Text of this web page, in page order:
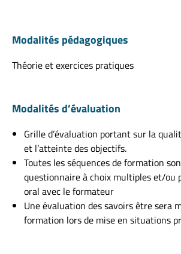
Modalités pédagogiques
Théorie et exercices pratiques
Modalités d’évaluation
Grille d’évaluation portant sur la
et l’atteinte des objectifs.
Toutes les séquences de formation
questionnaire à choix multiples et/ou
oral avec le formateur
Une évaluation des savoirs être sera
formation lors de mise en situations